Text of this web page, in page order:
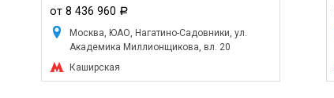
от 8 436 960 a
Москва, ЮАО, Нагатино-Садовники, ул.
Академика Миллионщикова, вл. 20
Каширская